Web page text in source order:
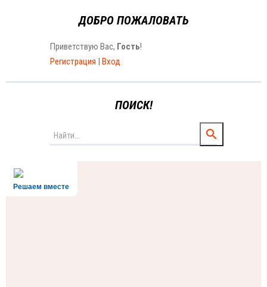
ДОБРО ПОЖАЛОВАТЬ
Приветствую Вас, Гость!
Регистрация | Вход
ПОИСК!
Решаем вместе